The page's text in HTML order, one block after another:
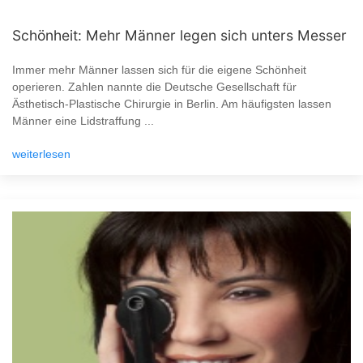
Schönheit: Mehr Männer legen sich unters Messer
Immer mehr Männer lassen sich für die eigene Schönheit
operieren. Zahlen nannte die Deutsche Gesellschaft für
Ästhetisch-Plastische Chirurgie in Berlin. Am häufigsten lassen
Männer eine Lidstraffung ...
weiterlesen